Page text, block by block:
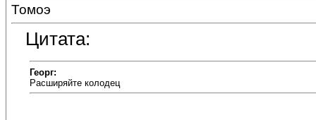
Томоэ
Цитата:
Георг:
Расширяйте колодец